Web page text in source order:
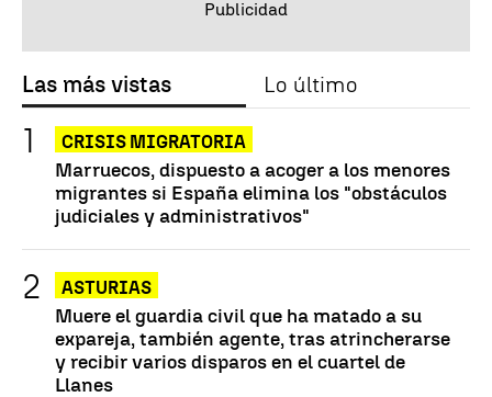
Las más vistas Lo último
CRISIS MIGRATORIA
Marruecos, dispuesto a acoger a los menores
migrantes si España elimina los "obstáculos
judiciales y administrativos"
ASTURIAS
Muere el guardia civil que ha matado a su
expareja, también agente, tras atrincherarse
y recibir varios disparos en el cuartel de
Llanes